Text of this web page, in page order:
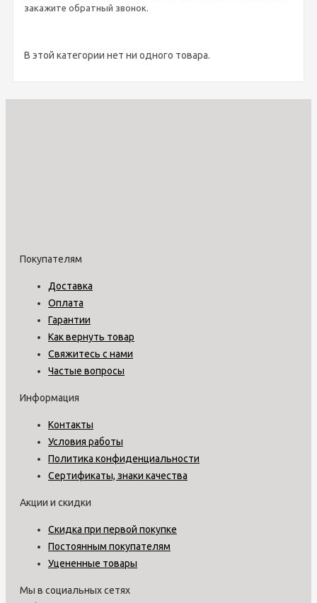
закажите обратный звонок.
В этой категории нет ни одного товара.
Покупателям
Доставка
Оплата
Гарантии
Как вернуть товар
Свяжитесь с нами
Частые вопросы
Информация
Контакты
Условия работы
Политика конфиденциальности
Сертификаты, знаки качества
Акции и скидки
Скидка при первой покупке
Постоянным покупателям
Уцененные товары
Мы в социальных сетях